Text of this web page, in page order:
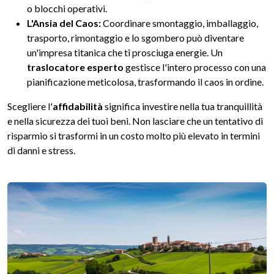
o blocchi operativi.
L'Ansia del Caos:Coordinare smontaggio, imballaggio,
trasporto, rimontaggio e lo sgombero può diventare
un'impresa titanica che ti prosciuga energie. Un
traslocatore esperto gestisce l'intero processo con una
pianificazione meticolosa, trasformando il caos in ordine.
Scegliere l'affidabilità significa investire nella tua tranquillità
e nella sicurezza dei tuoi beni. Non lasciare che un tentativo di
risparmio si trasformi in un costo molto più elevato in termini
di danni e stress.